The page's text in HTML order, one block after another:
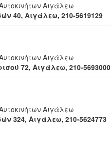
Αιγάλεω
40, Αιγάλεω, 210-5619129
Αιγάλεω
72, Αιγάλεω, 210-5693000
Αιγάλεω
324, Αιγάλεω, 210-5624773